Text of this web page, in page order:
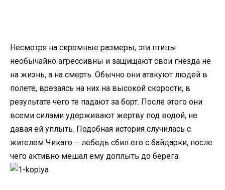
Несмотря на скромные размеры, эти птицы
необычайно агрессивны и защищают свои гнезда не
на жизнь, а на смерть. Обычно они атакуют людей в
полете, врезаясь на них на высокой скорости, в
результате чего те падают за борт. После этого они
всеми силами удерживают жертву под водой, не
давая ей уплыть. Подобная история случилась с
жителем Чикаго – лебедь сбил его с байдарки, после
чего активно мешал ему доплыть до берега.